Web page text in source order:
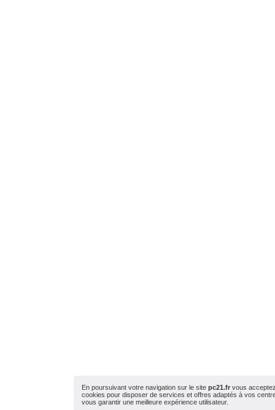
En poursuivant votre navigation sur le sitepc21.fr vous
cookies pour disposer de services et offres adaptés à vos
vous garantir une meilleure expérience utilisateur.